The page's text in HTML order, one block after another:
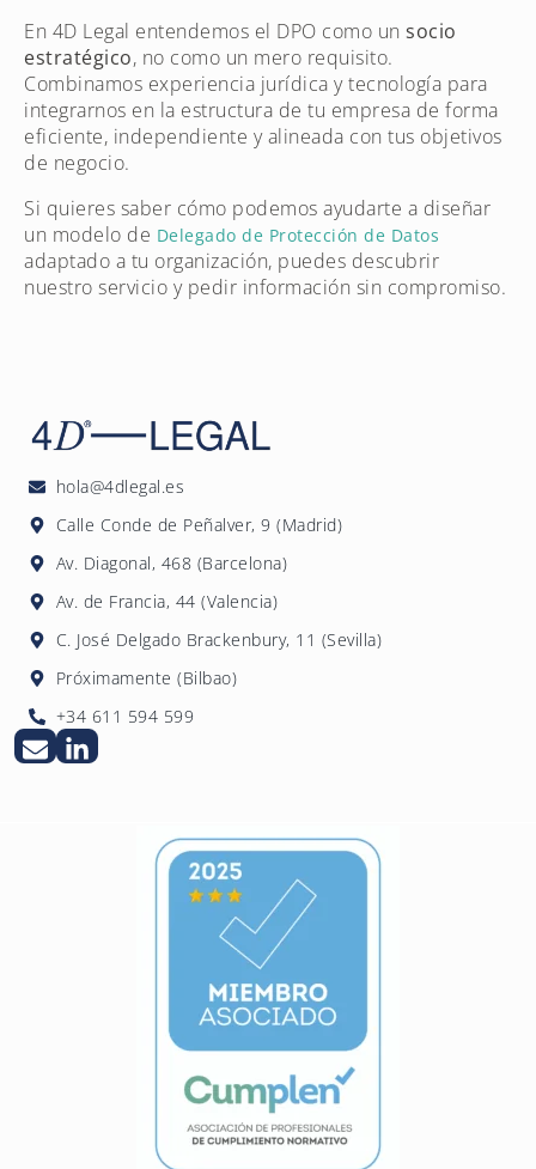
En 4D Legal entendemos el DPO como un socio
estratégico, no como un mero requisito.
Combinamos experiencia jurídica y tecnología para
integrarnos en la estructura de tu empresa de forma
eficiente, independiente y alineada con tus objetivos
de negocio.
Si quieres saber cómo podemos ayudarte a diseñar
un modelo de Delegado de Protección de Datos
adaptado a tu organización, puedes descubrir
nuestro servicio y pedir información sin compromiso.
hola@4dlegal.es
Calle Conde de Peñalver, 9 (Madrid)
Av. Diagonal, 468 (Barcelona)
Av. de Francia, 44 (Valencia)
C. José Delgado Brackenbury, 11 (Sevilla)
Próximamente (Bilbao)
+34 611 594 599